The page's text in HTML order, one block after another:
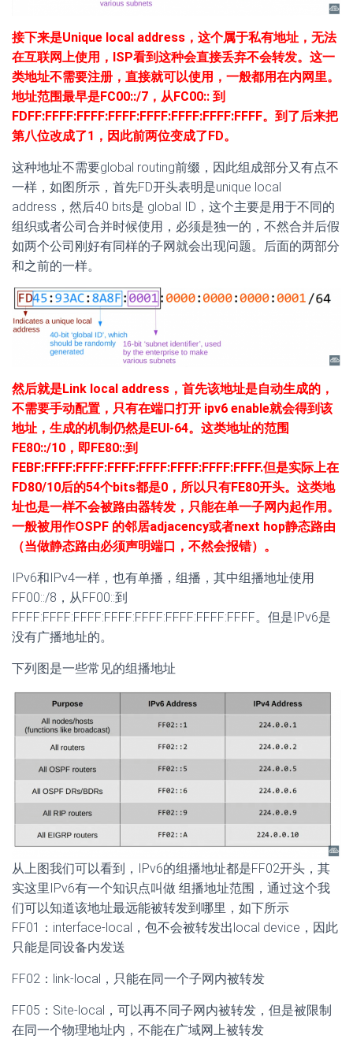
接下来是Unique local address，这个属于私有地址，无法
在互联网上使用，ISP看到这种会直接丢弃不会转发。这一
类地址不需要注册，直接就可以使用，一般都用在内网里。
地址范围最早是FC00::/7，从FC00:: 到
FDFF:FFFF:FFFF:FFFF:FFFF:FFFF:FFFF:FFFF。到了后来把
第八位改成了1，因此前两位变成了FD。
这种地址不需要global routing前缀，因此组成部分又有点不
一样，如图所示，首先FD开头表明是unique local
address，然后40 bits是 global ID，这个主要是用于不同的
组织或者公司合并时候使用，必须是独一的，不然合并后假
如两个公司刚好有同样的子网就会出现问题。后面的两部分
和之前的一样。
然后就是Link local address，首先该地址是自动生成的，
不需要手动配置，只有在端口打开 ipv6 enable就会得到该
地址，生成的机制仍然是EUI-64。这类地址的范围
FE80::/10，即FE80::到
FEBF:FFFF:FFFF:FFFF:FFFF:FFFF:FFFF:FFFF.但是实际上在
FD80/10后的54个bits都是0，所以只有FE80开头。这类地
址也是一样不会被路由器转发，只能在单一子网内起作用。
一般被用作OSPF 的邻居adjacency或者next hop静态路由
（当做静态路由必须声明端口，不然会报错）。
IPv6和IPv4一样，也有单播，组播，其中组播地址使用
FF00::/8，从FF00::到
FFFF:FFFF:FFFF:FFFF:FFFF:FFFF:FFFF:FFFF。但是IPv6是
没有广播地址的。
下列图是一些常见的组播地址
从上图我们可以看到，IPv6的组播地址都是FF02开头，其
实这里IPv6有一个知识点叫做 组播地址范围，通过这个我
们可以知道该地址最远能被转发到哪里，如下所示
FF01：interface-local，包不会被转发出local device，因此
只能是同设备内发送
FF02：link-local，只能在同一个子网内被转发
FF05：Site-local，可以再不同子网内被转发，但是被限制
在同一个物理地址内，不能在广域网上被转发